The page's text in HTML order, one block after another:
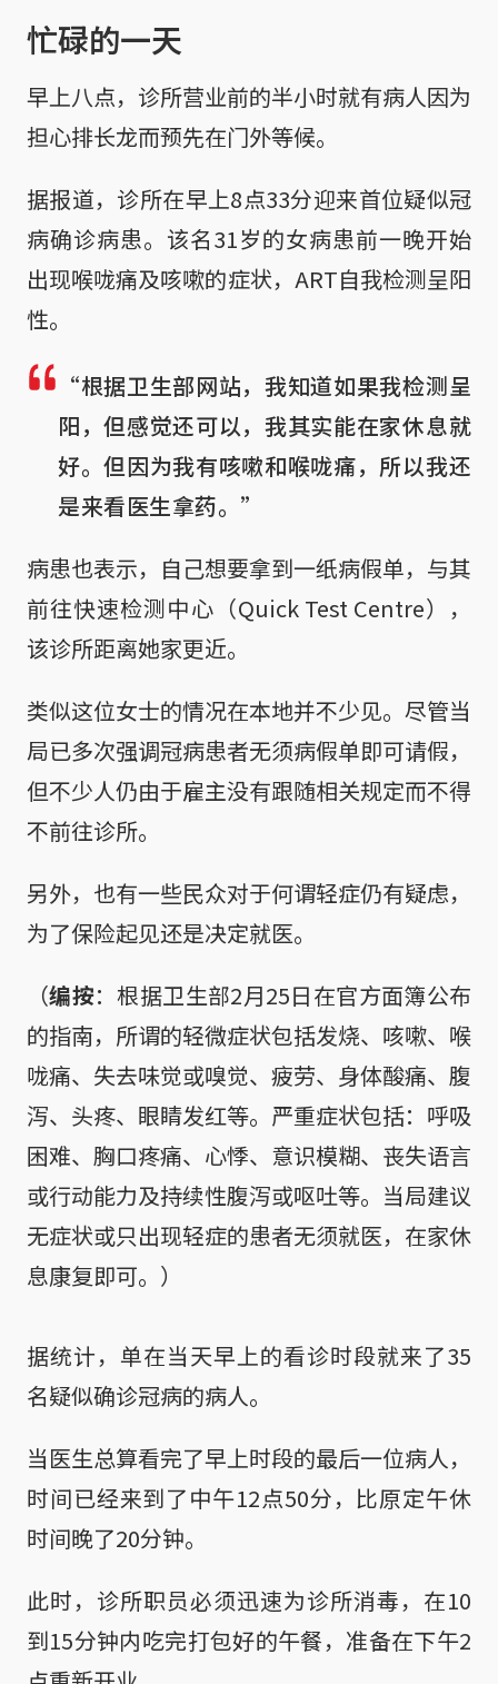
忙碌的一天
早上八点，诊所营业前的半小时就有病人因为
担心排长龙而预先在门外等候。
据报道，诊所在早上8点33分迎来首位疑似冠
病确诊病患。该名31岁的女病患前一晚开始
出现喉咙痛及咳嗽的症状，ART自我检测呈阳
性。
“根据卫生部网站，我知道如果我检测呈
阳，但感觉还可以，我其实能在家休息就
好。但因为我有咳嗽和喉咙痛，所以我还
是来看医生拿药。”
病患也表示，自己想要拿到一纸病假单，与其
前往快速检测中心（Quick Test Centre），
该诊所距离她家更近。
类似这位女士的情况在本地并不少见。尽管当
局已多次强调冠病患者无须病假单即可请假，
但不少人仍由于雇主没有跟随相关规定而不得
不前往诊所。
另外，也有一些民众对于何谓轻症仍有疑虑，
为了保险起见还是决定就医。
（编按：根据卫生部2月25日在官方面簿公布
的指南，所谓的轻微症状包括发烧、咳嗽、喉
咙痛、失去味觉或嗅觉、疲劳、身体酸痛、腹
泻、头疼、眼睛发红等。严重症状包括：呼吸
困难、胸口疼痛、心悸、意识模糊、丧失语言
或行动能力及持续性腹泻或呕吐等。当局建议
无症状或只出现轻症的患者无须就医，在家休
息康复即可。）
据统计，单在当天早上的看诊时段就来了35
名疑似确诊冠病的病人。
当医生总算看完了早上时段的最后一位病人，
时间已经来到了中午12点50分，比原定午休
时间晚了20分钟。
此时，诊所职员必须迅速为诊所消毒，在10
到15分钟内吃完打包好的午餐，准备在下午2